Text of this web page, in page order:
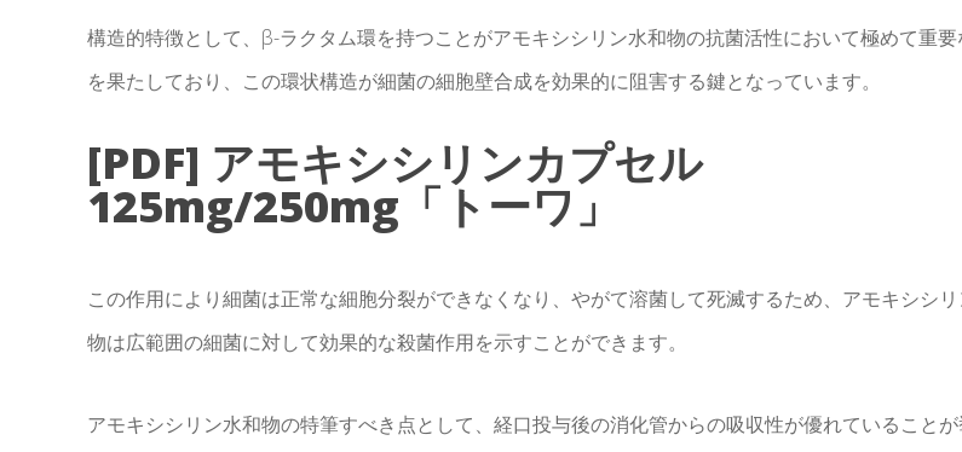
構造的特徴として、β-ラクタム環を持つことがアモキシシリン水和物の抗菌活性において極めて重要
を果たしており、この環状構造が細菌の細胞壁合成を効果的に阻害する鍵となっています。
[PDF] アモキシシリンカプセル
125mg/250mg「トーワ」
この作用により細菌は正常な細胞分裂ができなくなり、やがて溶菌して死滅するため、アモキシシ
物は広範囲の細菌に対して効果的な殺菌作用を示すことができます。
アモキシシリン水和物の特筆すべき点として、経口投与後の消化管からの吸収性が優れていることが